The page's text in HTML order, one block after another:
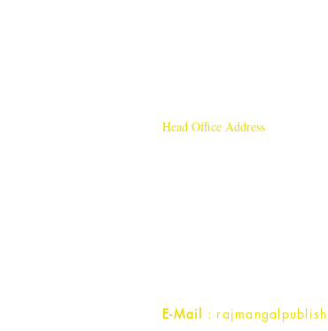
Head Office Address
E-Mail :